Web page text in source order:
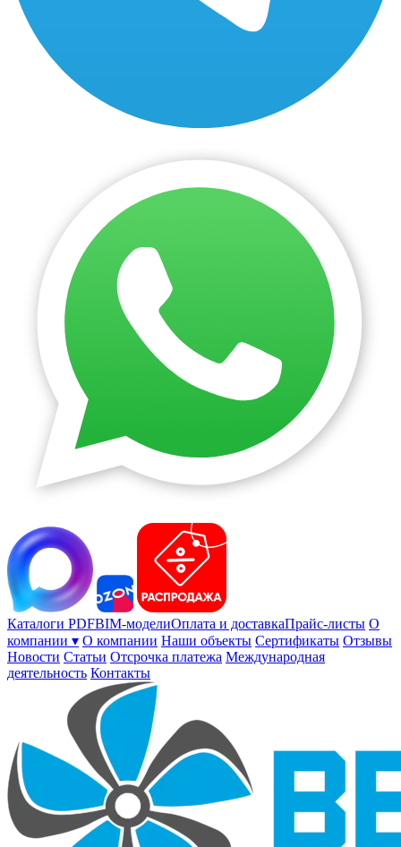
Каталоги PDFBIM-моделиОплата и доставкаПрайс-листы О
компании ▾ О компании Наши объекты Сертификаты Отзывы
Новости Статьи Отсрочка платежа Международная
деятельность Контакты